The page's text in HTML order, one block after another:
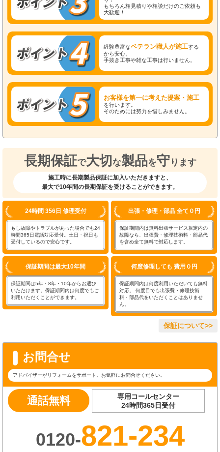
もちろん相見積りや相談だけのご依頼も
大歓迎！
経験豊富なベテラン職人が施工する
から安心。
手抜き工事や雑な工事は行いません。
お客様を第一に考えた提案・施工
を行います。
そのためには努力を惜しみません。
長期保証で大切 な製品を守 ります
施工時に長期製品保証に加入いただきますと、
最大で10年間の長期保証を受けることができます。
24時間 356日 修理受付
もし故障やトラブルがあった場合でも24
時間365日電話対応受付。土日・祝日も
受付しているので安心です。
出張・修理・部品 全て０円
保証期間内は無料出張サービス規定内の
故障なら、出張費・修理技術料・部品代
を含め全て無料で対応します。
保証期間は最大10年間
保証期間は5年・8年・10年からお選び
いただけます。保証期間内は何度でもご
利用いただくことができます。
何度修理しても 費用０円
保証期間内は何度利用いただいても無料
対応。 何度目でも出張費・修理技術
料・部品代をいただくことはありませ
ん。
保証について>>
お問合せ
アドバイザーがリフォームをサポート。お気軽にお問合せください。
通話無料
専用コールセンター
24時間365日受付
0120-821-234